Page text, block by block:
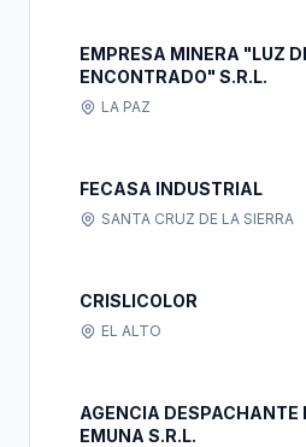
EMPRESA MINERA "LUZ
ENCONTRADO" S.R.L.
LA PAZ
FECASA INDUSTRIAL
SANTA CRUZ DE LA SIERRA
CRISLICOLOR
EL ALTO
AGENCIA DESPACHANTE
EMUNA S.R.L.